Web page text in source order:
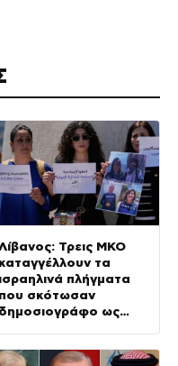
Τρεις ΜΚΟ
καταγγέλλουν τα
ισραηλινά πλήγματα
που σκότωσαν
δημοσιογράφο ως